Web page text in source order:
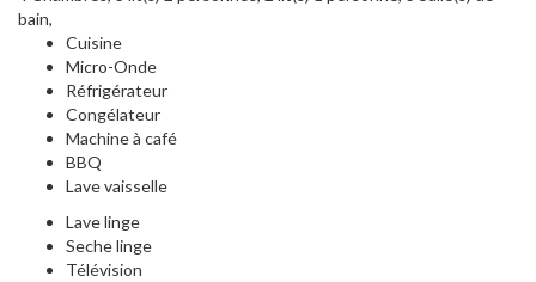
bain,
Cuisine
Micro-Onde
Réfrigérateur
Congélateur
Machine à café
BBQ
Lave vaisselle
Lave linge
Seche linge
Télévision